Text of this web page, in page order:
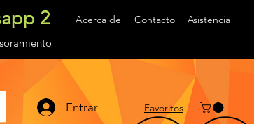
2 Acerca de Contacto Asistencia
Entrar Favoritos